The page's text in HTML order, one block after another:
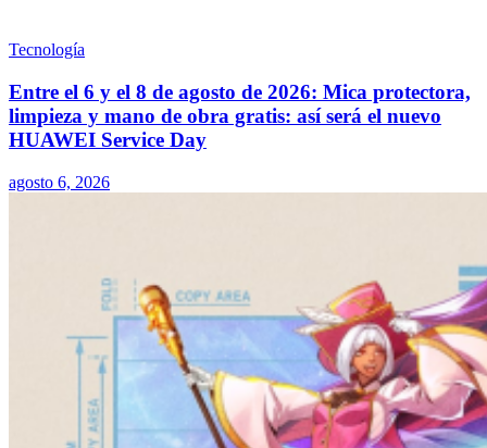
Tecnología
Entre el 6 y el 8 de agosto de 2026: Mica protectora,
limpieza y mano de obra gratis: así será el nuevo
HUAWEI Service Day
agosto 6, 2026